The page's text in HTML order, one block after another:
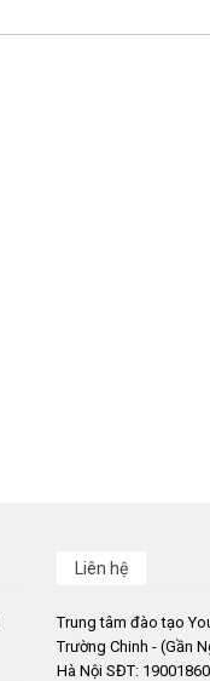
Liên hệ
Trung tâm đào tạo
Trường Chinh - (Gần
Hà Nội SĐT: